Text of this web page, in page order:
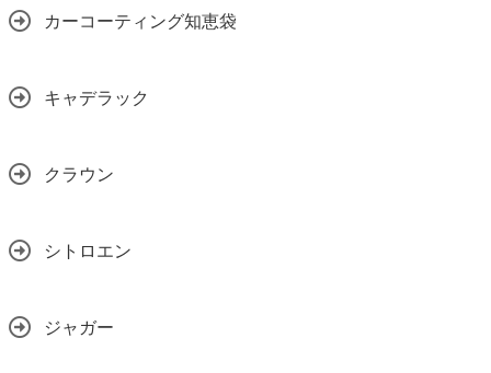
カーコーティング知恵袋
キャデラック
クラウン
シトロエン
ジャガー